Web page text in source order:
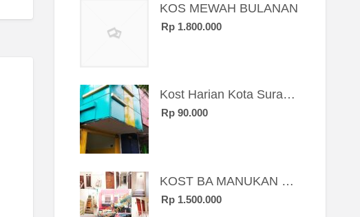
KOS MEWAH BULANAN
Rp 1.800.000
Kost Harian Kota Surabaya “Sierra Kost”
Rp 90.000
KOST BA MANUKAN SBY BRT
Rp 1.500.000